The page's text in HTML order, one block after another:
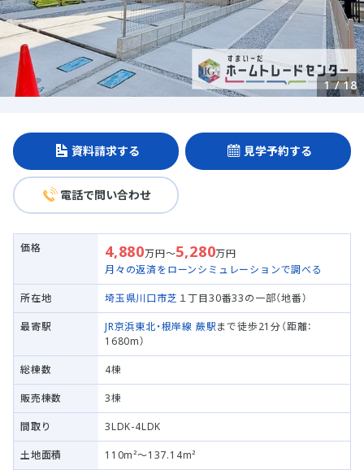
1/18
資料請求する 見学予約する
電話で問い合わせ
価格 4,880万円～5,280万円
月々の返済をローンシミュレーションで調べる
所在地 埼玉県川口市芝 １丁目30番33の一部（地番）
最寄駅 JR京浜東北・根岸線 蕨駅まで徒歩21分（距離：
1680m）
総棟数 4棟
販売棟数 3棟
間取り 3LDK-4LDK
土地面積 110m²～137.14m²